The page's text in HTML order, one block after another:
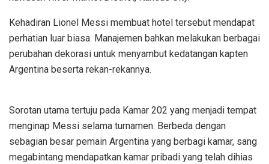
Kehadiran Lionel Messi membuat hotel tersebut mendapat
perhatian luar biasa. Manajemen bahkan melakukan berbagai
perubahan dekorasi untuk menyambut kedatangan kapten
Argentina beserta rekan-rekannya.
Sorotan utama tertuju pada Kamar 202 yang menjadi tempat
menginap Messi selama turnamen. Berbeda dengan
sebagian besar pemain Argentina yang berbagi kamar, sang
megabintang mendapatkan kamar pribadi yang telah dihias